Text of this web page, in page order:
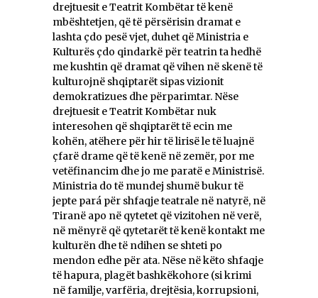
drejtuesit e Teatrit Kombëtar të kenë
mbështetjen, që të përsërisin dramat e
lashta çdo pesë vjet, duhet që Ministria e
Kulturës çdo qindarkë për teatrin ta hedhë
me kushtin që dramat që vihen në skenë të
kulturojnë shqiptarët sipas vizionit
demokratizues dhe përparimtar. Nëse
drejtuesit e Teatrit Kombëtar nuk
interesohen që shqiptarët të ecin me
kohën, atëhere për hir të lirisë le të luajnë
çfarë drame që të kenë në zemër, por me
vetëfinancim dhe jo me paratë e Ministrisë.
Ministria do të mundej shumë bukur të
jepte pará për shfaqje teatrale në natyrë, në
Tiranë apo në qytetet që vizitohen në verë,
në mënyrë që qytetarët të kenë kontakt me
kulturën dhe të ndihen se shteti po
mendon edhe për ata. Nëse në këto shfaqje
të hapura, plagët bashkëkohore (si krimi
në familje, varfëria, drejtësia, korrupsioni,